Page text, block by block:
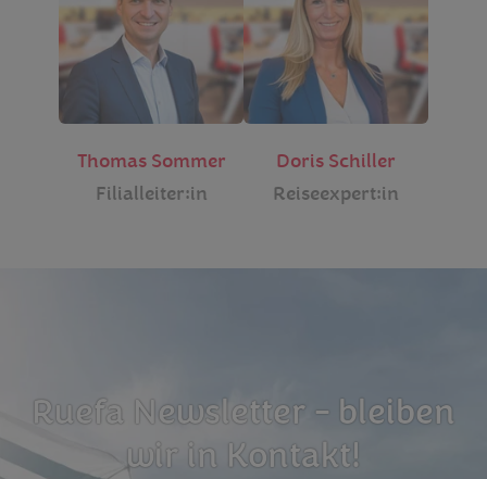
Thomas Sommer
Filialleiter:in
Doris Schiller
Reiseexpert:in
Ruefa Newsletter - bleiben
wir in Kontakt!